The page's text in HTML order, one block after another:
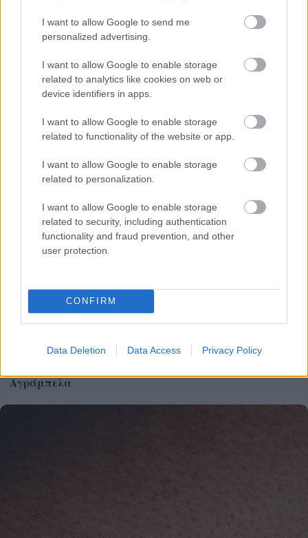
I want to allow Google to send me
personalized advertising.
I want to allow Google to enable storage
related to analytics like cookies on web or
device identifiers in apps.
I want to allow Google to enable storage
related to functionality of the website or app.
I want to allow Google to enable storage
related to personalization.
I want to allow Google to enable storage
related to security, including authentication
functionality and fraud prevention, and other
user protection.
CONFIRM
Data Deletion Data Access Privacy Policy
Ελαστικά & Καλοκαίρι: Πώς να ελέγξετε τα λάστιχα
σε 2 λεπτά πριν το ταξίδι
Αγράμπελα